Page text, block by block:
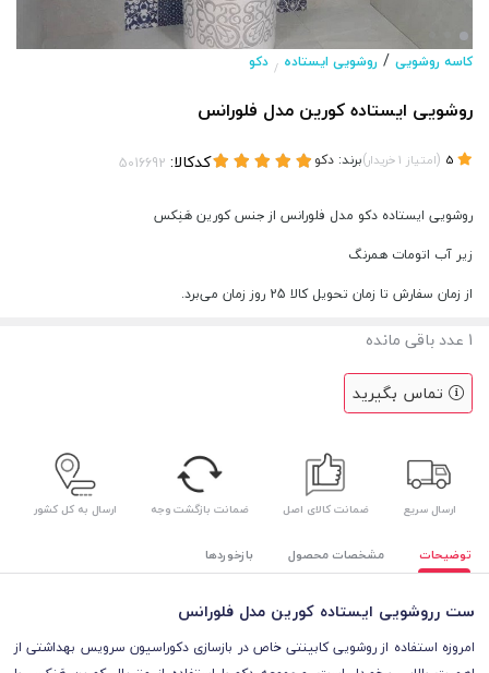
کاسه روشویی / روشویی ایستاده / دکو
روشویی ایستاده کورین مدل فلورانس
(امتیاز 1خریدار)برند: دکو کدکالا:
روشویی ایستاده دکو مدل فلورانس از جنس کورین هَنِکس
زیر آب اتومات همرنگ
از زمان سفارش تا زمان تحویل کالا 25 روز زمان می‌برد.
1 عدد باقی مانده
تماس بگیرید
ارسال سریع ضمانت کالای اصل ضمانت بازگشت وجه ارسال به کل کشور
توضیحات مشخصات محصول بازخوردها
ست رروشویی ایستاده کورین مدل فلورانس
امروزه استفاده از روشویی کابینتی خاص در بازسازی دکوراسیون سرویس بهداشتی از